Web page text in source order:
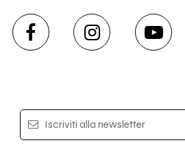
Iscriviti alla newsletter